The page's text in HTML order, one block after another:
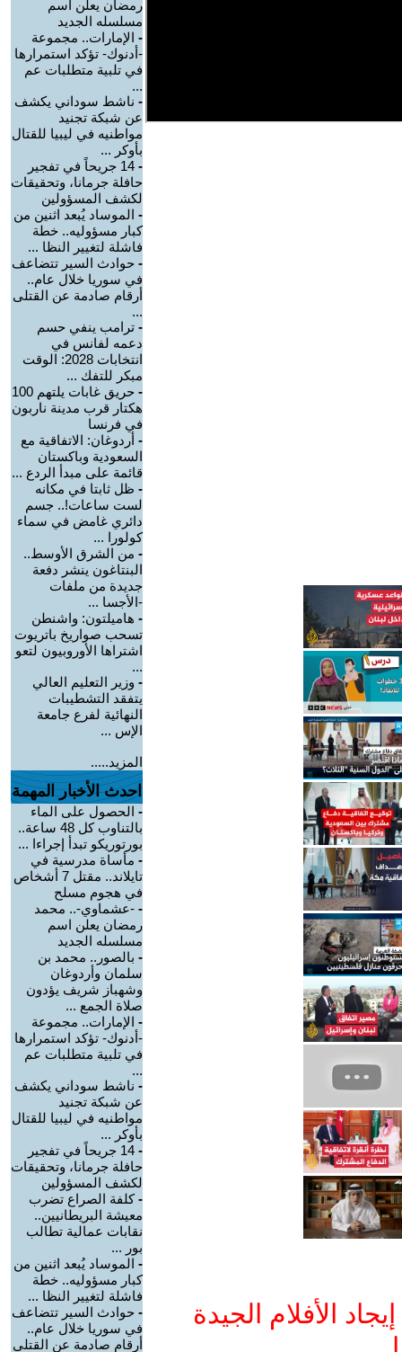
الأفلام الجيدة
رمضان يعلن اسم
مسلسله الجديد
- الإمارات.. مجموعة
-أدنوك- تؤكد استمرارها
في تلبية متطلبات عم
...
- ناشط سوداني يكشف
عن شبكة تجنيد
مواطنيه في ليبيا للقتال
بأوكر ...
-
14 جريحاً في تفجير
حافلة جرمانا، وتحقيقات
لكشف المسؤولين
- الموساد يُبعد اثنين من
كبار مسؤوليه.. خطة
فاشلة لتغيير النظا ...
- حوادث السير تتضاعف
في سوريا خلال عام..
أرقام صادمة عن القتلى
...
- ترامب ينفي حسم
دعمه لفانس في
انتخابات 2028: الوقت
مبكر للتفك ...
-
حريق غابات يلتهم 100
هكتار قرب مدينة ناربون
في فرنسا
- أردوغان: الاتفاقية مع
السعودية وباكستان
قائمة على مبدأ الردع ...
- ظل ثابتا في مكانه
لست ساعات!.. جسم
دائري غامض في سماء
كولورا ...
- من الشرق الأوسط..
البنتاغون ينشر دفعة
جديدة من ملفات
-الأجسا ...
- هاميلتون: واشنطن
تسحب صواريخ باتريوت
اشتراها الأوروبيون لتعو
...
- وزير التعليم العالي
يتفقد التشطيبات
النهائية لفرع جامعة
الإس ...
المزيد.....
احدث الأخبار المهمة
- الحصول على الماء
بالتناوب كل 48 ساعة..
بورتوريكو تبدأ إجراءا ...
- مأساة مدرسية في
تايلاند.. مقتل 7 أشخاص
في هجوم مسلح
- -عشماوي-.. محمد
رمضان يعلن اسم
مسلسله الجديد
- بالصور.. محمد بن
سلمان وأردوغان
وشهباز شريف يؤدون
صلاة الجمع ...
- الإمارات.. مجموعة
-أدنوك- تؤكد استمرارها
في تلبية متطلبات عم
...
- ناشط سوداني يكشف
عن شبكة تجنيد
مواطنيه في ليبيا للقتال
بأوكر ...
-
14 جريحاً في تفجير
حافلة جرمانا، وتحقيقات
لكشف المسؤولين
-كلفة الصراع تضرب
معيشة البريطانيين..
نقابات عمالية تطالب
بور ...
- الموساد يُبعد اثنين من
كبار مسؤوليه.. خطة
فاشلة لتغيير النظا ...
- حوادث السير تتضاعف
في سوريا خلال عام..
أرقام صادمة عن القتلى